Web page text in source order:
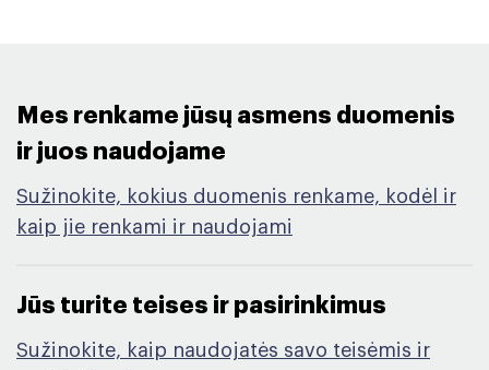
Mes renkame jūsų asmens duomenis
ir juos naudojame ​
Sužinokite, kokius duomenis renkame, kodėl ir
kaip jie renkami ir naudojami
Jūs turite teises ir pasirinkimus​
Sužinokite, kaip naudojatės savo teisėmis ir